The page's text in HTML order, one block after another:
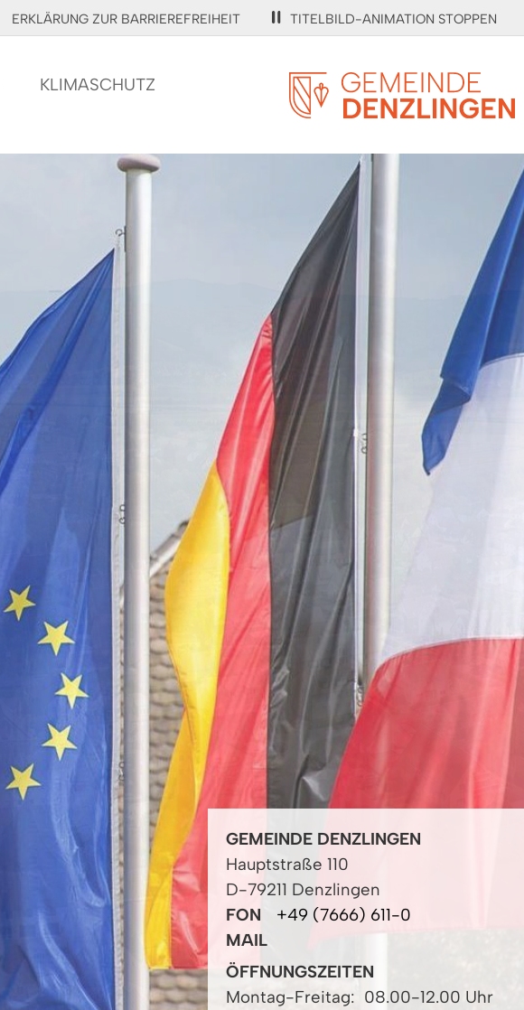
ERKLÄRUNG ZUR BARRIEREFREIHEIT TITELBILD-ANIMATION STOPPEN
KLIMASCHUTZ
GEMEINDE DENZLINGEN
Hauptstraße 110
D-79211 Denzlingen
FON
+49 (7666) 611-0
MAIL
ÖFFNUNGSZEITEN
Montag-Freitag: 08.00-12.00 Uhr